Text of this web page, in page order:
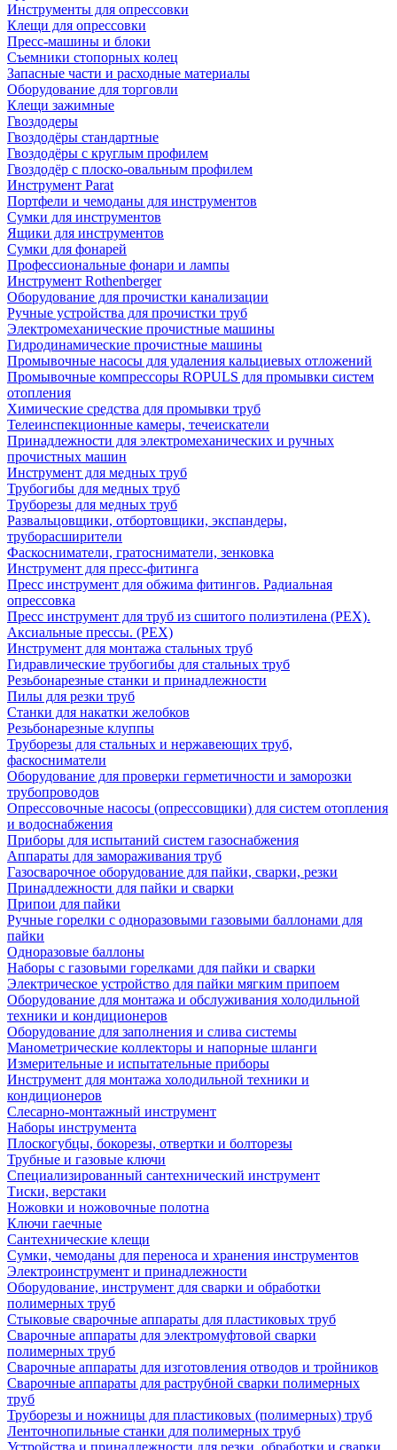
Инструменты для опрессовки
Клещи для опрессовки
Пресс-машины и блоки
Съемники стопорных колец
Запасные части и расходные материалы
Оборудование для торговли
Клещи зажимные
Гвоздодеры
Гвоздодёры стандартные
Гвоздодёры с круглым профилем
Гвоздодёр с плоско-овальным профилем
Инструмент Parat
Портфели и чемоданы для инструментов
Сумки для инструментов
Ящики для инструментов
Сумки для фонарей
Профессиональные фонари и лампы
Инструмент Rothenberger
Оборудование для прочистки канализации
Ручные устройства для прочистки труб
Электромеханические прочистные машины
Гидродинамические прочистные машины
Промывочные насосы для удаления кальциевых отложений
Промывочные компрессоры ROPULS для промывки систем
отопления
Химические средства для промывки труб
Телеинспекционные камеры, течеискатели
Принадлежности для электромеханических и ручных
прочистных машин
Инструмент для медных труб
Трубогибы для медных труб
Труборезы для медных труб
Развальцовщики, отбортовщики, экспандеры,
труборасширители
Фаскосниматели, гратосниматели, зенковка
Инструмент для пресс-фитинга
Пресс инструмент для обжима фитингов. Радиальная
опрессовка
Пресс инструмент для труб из сшитого полиэтилена (PEX).
Аксиальные прессы. (PEX)
Инструмент для монтажа стальных труб
Гидравлические трубогибы для стальных труб
Резьбонарезные станки и принадлежности
Пилы для резки труб
Станки для накатки желобков
Резьбонарезные клуппы
Труборезы для стальных и нержавеющих труб,
фаскосниматели
Оборудование для проверки герметичности и заморозки
трубопроводов
Опрессовочные насосы (опрессовщики) для систем отопления
и водоснабжения
Приборы для испытаний систем газоснабжения
Аппараты для замораживания труб
Газосварочное оборудование для пайки, сварки, резки
Принадлежности для пайки и сварки
Припои для пайки
Ручные горелки с одноразовыми газовыми баллонами для
пайки
Одноразовые баллоны
Наборы с газовыми горелками для пайки и сварки
Электрическое устройство для пайки мягким припоем
Оборудование для монтажа и обслуживания холодильной
техники и кондиционеров
Оборудование для заполнения и слива системы
Манометрические коллекторы и напорные шланги
Измерительные и испытательные приборы
Инструмент для монтажа холодильной техники и
кондиционеров
Слесарно-монтажный инструмент
Наборы инструмента
Плоскогубцы, бокорезы, отвертки и болторезы
Трубные и газовые ключи
Специализированный сантехнический инструмент
Тиски, верстаки
Ножовки и ножовочные полотна
Ключи гаечные
Сантехнические клещи
Сумки, чемоданы для переноса и хранения инструментов
Электроинструмент и принадлежности
Оборудование, инструмент для сварки и обработки
полимерных труб
Стыковые сварочные аппараты для пластиковых труб
Сварочные аппараты для электромуфтовой сварки
полимерных труб
Сварочные аппараты для изготовления отводов и тройников
Сварочные аппараты для раструбной сварки полимерных
труб
Труборезы и ножницы для пластиковых (полимерных) труб
Ленточнопильные станки для полимерных труб
Устройства и принадлежности для резки, обработки и сварки